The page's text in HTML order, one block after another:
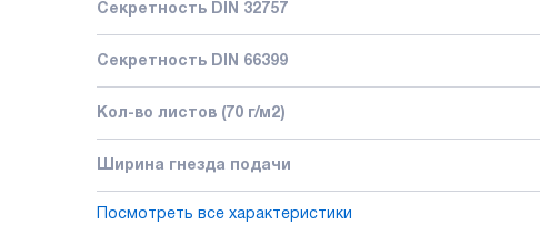
Секретность DIN 32757
Секретность DIN 66399
Кол-во листов (70 г/м2)
Ширина гнезда подачи
Посмотреть все характеристики